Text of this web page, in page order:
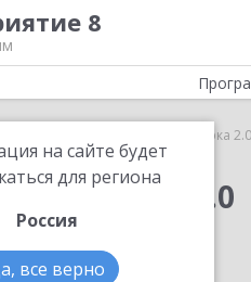
8
на сайте будет
для региона
Россия
все верно
1С:Сверка
1С:Сверка 2.0